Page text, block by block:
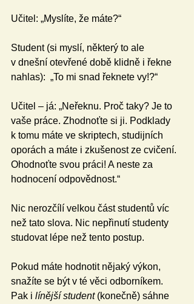
Učitel: „Myslíte, že máte?“
Student (si myslí, některý to ale
v dnešní otevřené době klidně i řekne
nahlas):  „To mi snad řeknete vy!?“
Učitel – já: „Neřeknu. Proč taky? Je to
vaše práce. Zhodnoťte si ji. Podklady
k tomu máte ve skriptech, studijních
oporách a máte i zkušenost ze cvičení.
Ohodnoťte svou práci! A neste za
hodnocení odpovědnost.“
Nic nerozčílí velkou část studentů víc
než tato slova. Nic nepřinutí studenty
studovat lépe než tento postup.
Pokud máte hodnotit nějaký výkon,
snažíte se být v té věci odborníkem.
Pak i línější student (konečně) sáhne